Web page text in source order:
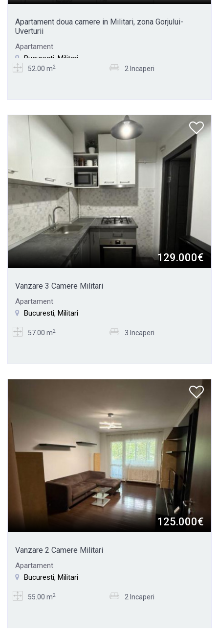
Apartament doua camere in Militari, zona Gorjului-
Uverturii
Apartament
Bucuresti, Militari
52.00 m2 2 Incaperi
129.000€
Vanzare 3 Camere Militari
Apartament
Bucuresti, Militari
57.00 m2 3 Incaperi
125.000€
Vanzare 2 Camere Militari
Apartament
Bucuresti, Militari
55.00 m2 2 Incaperi